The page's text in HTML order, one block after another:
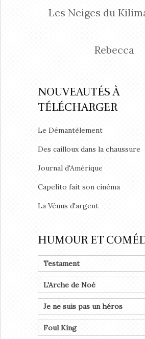
Les Neiges du
Rebecca
NOUVEAUTÉS À
TÉLÉCHARGER
Le Démantèlement
Des cailloux dans la chaussure
Journal d'Amérique
Capelito fait son cinéma
La Vénus d'argent
HUMOUR ET
Testament
L'Arche de Noé
Je ne suis pas un héros
Foul King